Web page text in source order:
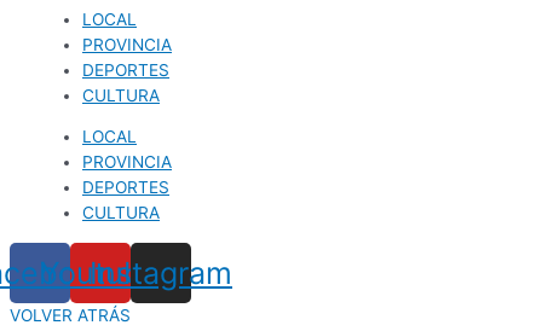
LOCAL
PROVINCIA
DEPORTES
CULTURA
LOCAL
PROVINCIA
DEPORTES
CULTURA
Youtube
Instagram
VOLVER ATRÁS